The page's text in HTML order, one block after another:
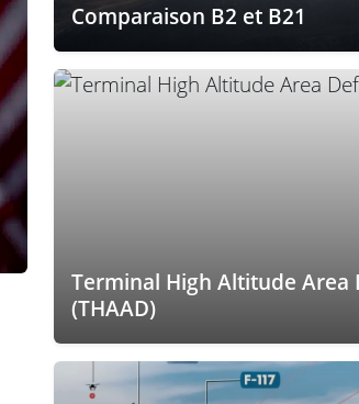
Comparaison B2 et B21
Terminal High Altitude Area
(THAAD)